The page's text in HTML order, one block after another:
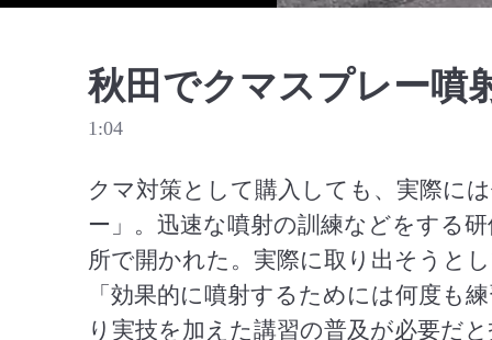
秋田でクマスプレー噴
1:04
クマ対策として購入しても、実際に
ー」。迅速な噴射の訓練などをする
所で開かれた。実際に取り出そうと
「効果的に噴射するためには何度も
り実技を加えた講習の普及が必要だ